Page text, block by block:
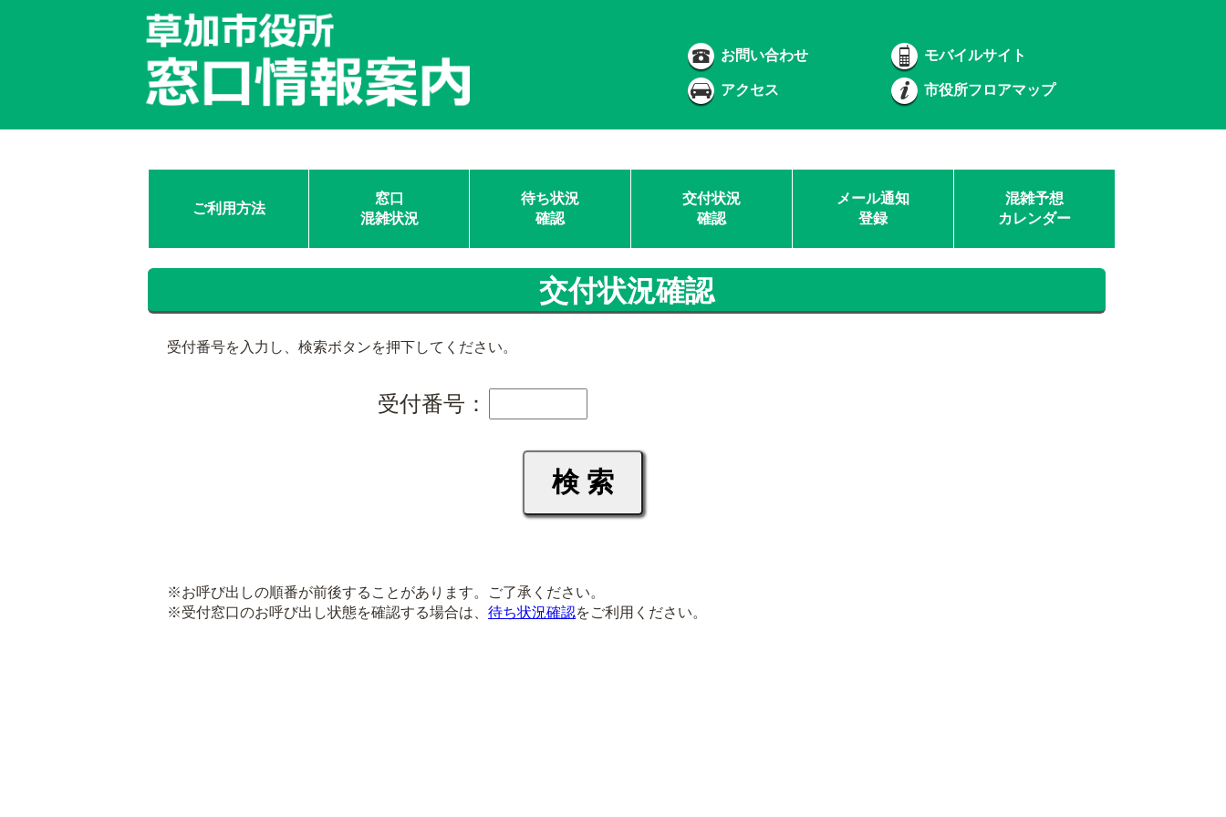
お問い合わせ モバイルサイト
アクセス 市役所フロアマップ
ご利用方法
窓口
混雑状況
待ち状況
確認
交付状況
確認
メール通知
登録
混雑予想
カレンダー
交付状況確認
受付番号を入力し、検索ボタンを押下してください。
受付番号：
※お呼び出しの順番が前後することがあります。ご了承ください。
※受付窓口のお呼び出し状態を確認する場合は、 待ち状況確認をご利用ください。